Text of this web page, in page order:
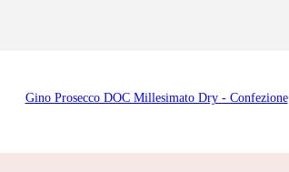
Gino Prosecco DOC Millesimato Dry - Confezione